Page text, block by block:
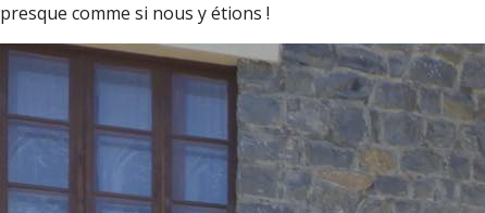
presque comme si nous y étions !